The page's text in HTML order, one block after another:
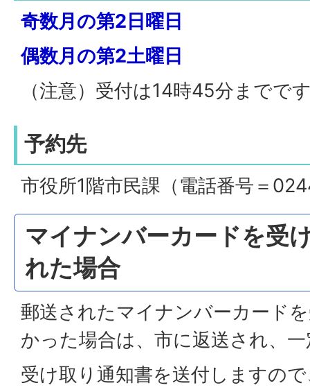
奇数月の第2日曜日
偶数月の第2土曜日
（注意）受付は14時45分までで
予約先
市役所1階市民課（電話番号＝
マイナンバーカードを受
れた場合
郵送されたマイナンバーカード
かった場合は、市に返送され、
受け取り通知書を送付しますの